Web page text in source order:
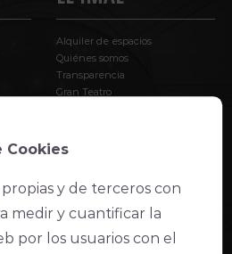
Alquiler de espacios
Quiénes somos
Transparencia
Gran Teatro
Cookies
y de terceros con
medir y cuantificar la
por los usuarios con el